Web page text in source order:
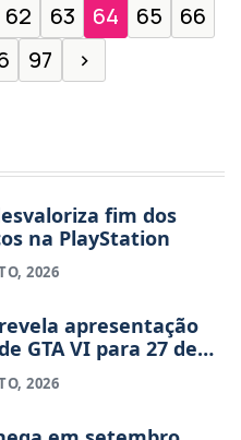
62 63 64 65
66
97 ›
fim dos
na PlayStation
2026
apresentação
GTA VI para 27 de
2026